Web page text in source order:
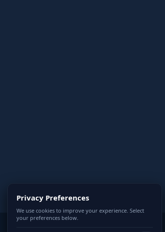
Privacy Preferences
We use cookies to improve your experience. Select
your preferences below.